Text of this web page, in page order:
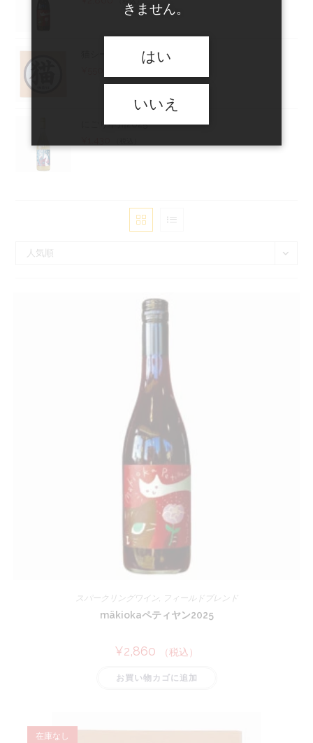
猫シール令和8年度（あんず）
にごり甲州2025
人気順
スパークリングワイン フィールドブレンド
mäkiokaペティヤン2025
¥2,860 （税込）
お買い物カゴに追加
在庫なし
きません。
はい
いいえ